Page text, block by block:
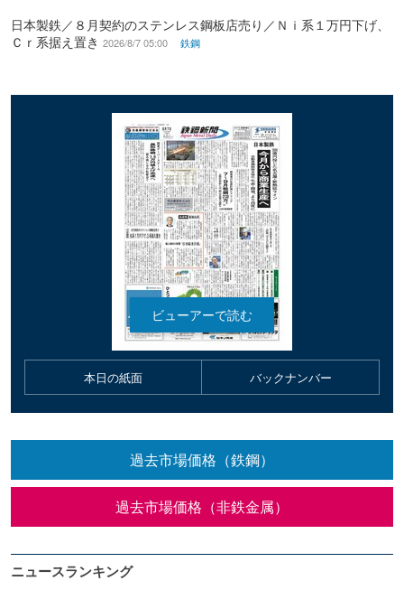
日本製鉄／８月契約のステンレス鋼板店売り／Ｎｉ系１万円下げ、
Ｃｒ系据え置き 2026/8/7 05:00 鉄鋼
本日の紙面 バックナンバー
過去市場価格（鉄鋼）
過去市場価格（非鉄金属）
ニュースランキング